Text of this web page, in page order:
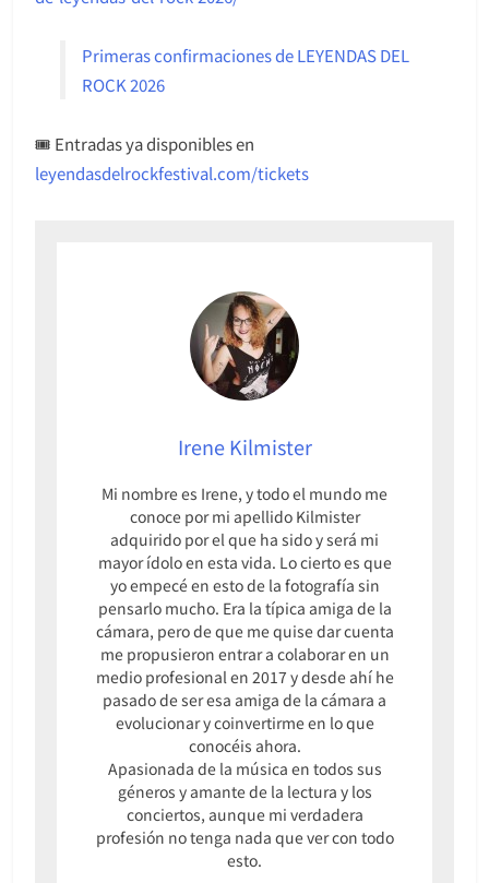
Primeras confirmaciones de LEYENDAS DEL
ROCK 2026
🎟 Entradas ya disponibles en
leyendasdelrockfestival.com/tickets
Irene Kilmister
Mi nombre es Irene, y todo el mundo me
conoce por mi apellido Kilmister
adquirido por el que ha sido y será mi
mayor ídolo en esta vida. Lo cierto es que
yo empecé en esto de la fotografía sin
pensarlo mucho. Era la típica amiga de la
cámara, pero de que me quise dar cuenta
me propusieron entrar a colaborar en un
medio profesional en 2017 y desde ahí he
pasado de ser esa amiga de la cámara a
evolucionar y coinvertirme en lo que
conocéis ahora.
Apasionada de la música en todos sus
géneros y amante de la lectura y los
conciertos, aunque mi verdadera
profesión no tenga nada que ver con todo
esto.